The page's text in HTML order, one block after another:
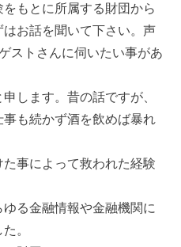
もとに所属する財団から
お話を聞いて下さい。声
ストさんに伺いたい事があ
します。昔の話ですが、
も続かず酒を飲めば暴れ
事によって救われた経験
る金融情報や金融機関に
。